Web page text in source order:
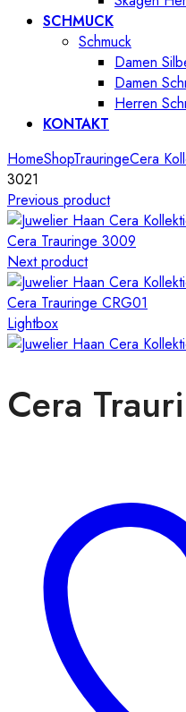
SCHMUCK
Schmuck
Damen
Damen
Herren
KONTAKT
HomeShopTrauringeCera
3021
Previous product
Cera Trauringe 3009
Next product
Cera Trauringe CRG01
Lightbox
Cera